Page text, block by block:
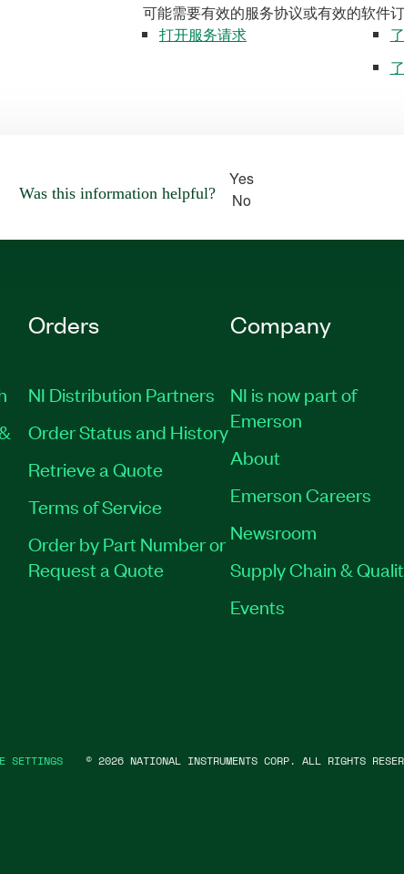
可能需要有效的服务协议或有效的软件
打开服务请求
Was this information helpful?
Yes
No
Orders
NI Distribution Partners
Order Status and History
Retrieve a Quote
Terms of Service
Order by Part Number or
Request a Quote
Company
NI is now part of
Emerson
About
Emerson Careers
Newsroom
Supply Chain &
Events
SETTINGS © 2026 NATIONAL INSTRUMENTS CORP. ALL RIGHTS